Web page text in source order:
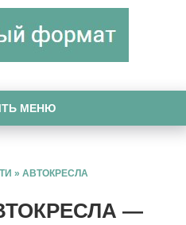
МЕНЮ
» АВТОКРЕСЛА
—